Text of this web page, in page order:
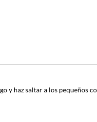
y haz saltar a los pequeños